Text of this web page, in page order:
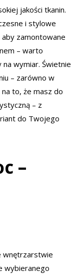
jakości tkanin.
i stylowe
aby zamontowane
– warto
wymiar. Świetnie
– zarówno w
na to, że masz do
– z
do Twojego
–
wnętrzarstwie
wybieranego